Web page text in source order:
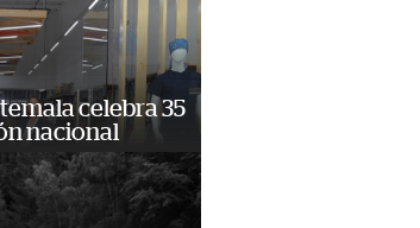
celebra 35
nacional